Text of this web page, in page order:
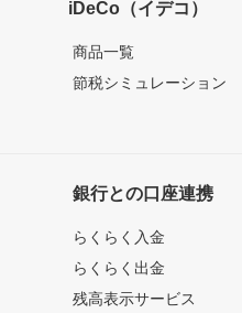
iDeCo（イデコ）
商品一覧
節税シミュレーション
銀行との口座連携
らくらく入金
らくらく出金
残高表示サービス